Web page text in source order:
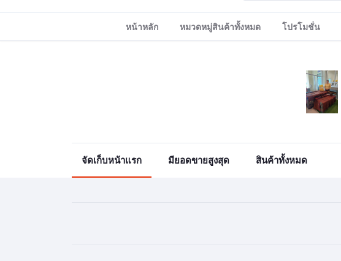
หน้าหลัก หมวดหมู่สินค้าทั้งหมด โปรโมชั่น
จัดเก็บหน้าแรก มียอดขายสูงสุด สินค้าทั้งหมด